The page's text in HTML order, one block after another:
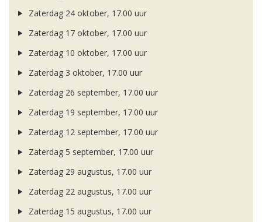
Zaterdag 24 oktober, 17.00 uur
Zaterdag 17 oktober, 17.00 uur
Zaterdag 10 oktober, 17.00 uur
Zaterdag 3 oktober, 17.00 uur
Zaterdag 26 september, 17.00 uur
Zaterdag 19 september, 17.00 uur
Zaterdag 12 september, 17.00 uur
Zaterdag 5 september, 17.00 uur
Zaterdag 29 augustus, 17.00 uur
Zaterdag 22 augustus, 17.00 uur
Zaterdag 15 augustus, 17.00 uur